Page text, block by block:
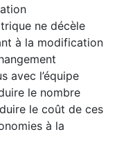
ne décèle
à la modification
avec l’équipe
le nombre
le coût de ces
à la